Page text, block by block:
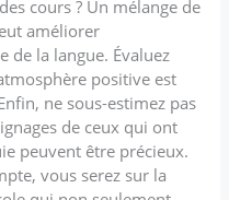
cours ? Un mélange de
améliorer
de la langue. Évaluez
positive est
ne sous-estimez pas
de ceux qui ont
peuvent être précieux.
vous serez sur la